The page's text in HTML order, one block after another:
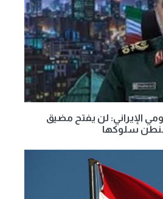
الإيراني: لن يفتح مضيق
سلوكها